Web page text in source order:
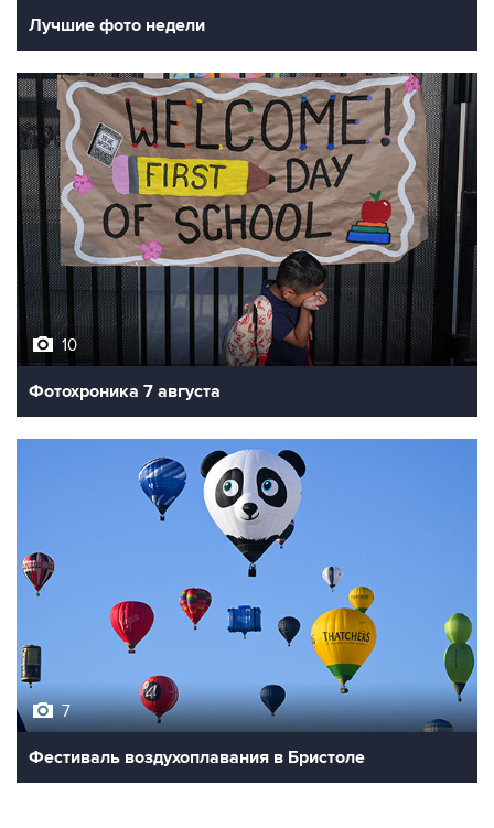
Лучшие фото недели
10
Фотохроника 7 августа
7
Фестиваль воздухоплавания в Бристоле